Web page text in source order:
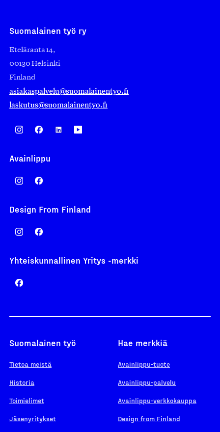
Suomalainen työ ry
Eteläranta 14,
00130 Helsinki
Finland
asiakaspalvelu@suomalainentyo.fi
laskutus@suomalainentyo.fi
Avainlippu
Design From Finland
Yhteiskunnallinen Yritys -merkki
Suomalainen työ
Tietoa meistä
Historia
Toimielimet
Jäsenyritykset
Hae merkkiä
Avainlippu-tuote
Avainlippu-palvelu
Avainlippu-verkkokauppa
Design from Finland